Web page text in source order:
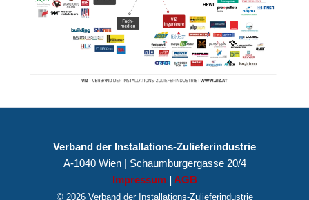
Verband der Installations-Zulieferindustrie
A-1040 Wien | Schaumburgergasse 20/4
Impressum
AGB
© 2026 Verband der Installations-Zulieferindustrie